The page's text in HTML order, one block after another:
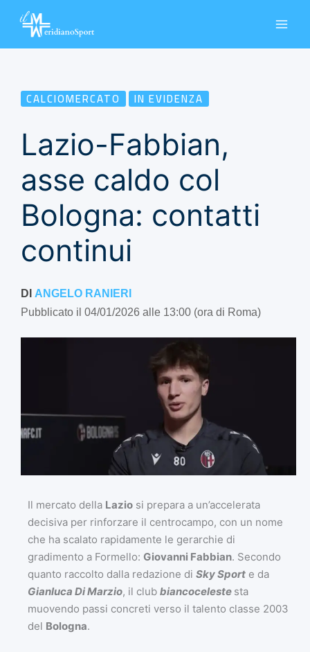
CALCIOMERCATO IN EVIDENZA
Lazio-Fabbian,
asse caldo col
Bologna: contatti
continui
DI ANGELO RANIERI
Pubblicato il 04/01/2026 alle 13:00 (ora di Roma)
Il mercato della Lazio si prepara a un’accelerata
decisiva per rinforzare il centrocampo, con un nome
che ha scalato rapidamente le gerarchie di
gradimento a Formello: Giovanni Fabbian. Secondo
quanto raccolto dalla redazione di Sky Sport e da
Gianluca Di Marzio, il club biancoceleste sta
muovendo passi concreti verso il talento classe 2003
del Bologna.